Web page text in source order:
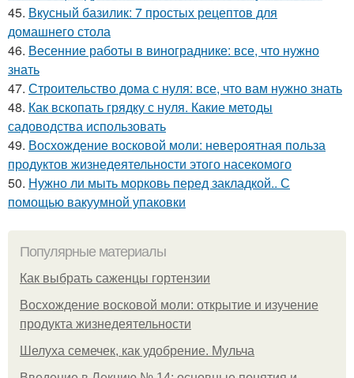
45. Вкусный базилик: 7 простых рецептов для
домашнего стола
46. Весенние работы в винограднике: все, что нужно
знать
47. Строительство дома с нуля: все, что вам нужно знать
48. Как вскопать грядку с нуля. Какие методы
садоводства использовать
49. Восхождение восковой моли: невероятная польза
продуктов жизнедеятельности этого насекомого
50. Нужно ли мыть морковь перед закладкой.. С
помощью вакуумной упаковки
Популярные материалы
Как выбрать саженцы гортензии
Восхождение восковой моли: открытие и изучение
продукта жизнедеятельности
Шелуха семечек, как удобрение. Мульча